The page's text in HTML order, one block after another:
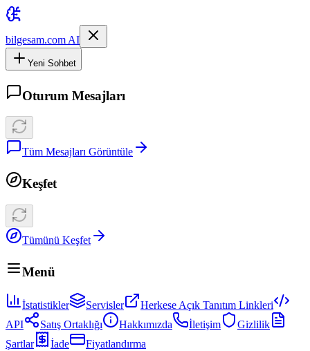
bilgesam.com AI
Yeni Sohbet
Oturum Mesajları
Tüm Mesajları Görüntüle
Keşfet
Tümünü Keşfet
Menü
İstatistikler Servisler
Herkese Açık Tanıtım Linkleri
API
Satış Ortaklığı Hakkımızda İletişim
Gizlilik
Şartlar
İade
Fiyatlandırma